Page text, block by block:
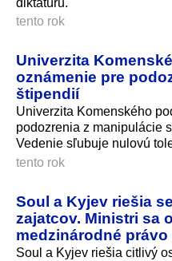
tento rok
Univerzita
oznámenie pre
štipendií
Univerzita Komenského
podozrenia z manipulácie
Vedenie sľubuje nulovú
tento rok
Soul a Kyjev riešia
zajatcov. Ministri sa
medzinárodné
Soul a Kyjev riešia citlivý